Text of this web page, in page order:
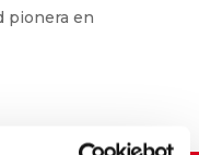
pionera en